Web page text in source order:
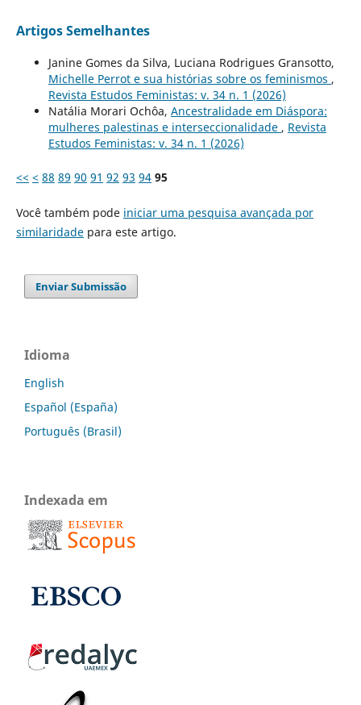
Artigos Semelhantes
Janine Gomes da Silva, Luciana Rodrigues Gransotto,
Michelle Perrot e sua histórias sobre os feminismos ,
Revista Estudos Feministas: v. 34 n. 1 (2026)
Natália Morari Ochôa, Ancestralidade em Diáspora:
mulheres palestinas e interseccionalidade , Revista
Estudos Feministas: v. 34 n. 1 (2026)
<< < 88 89 90 91 92 93 94 95
Você também pode iniciar uma pesquisa avançada por
similaridadepara este artigo.
Enviar Submissão
Idioma
English
Español (España)
Português (Brasil)
Indexada em